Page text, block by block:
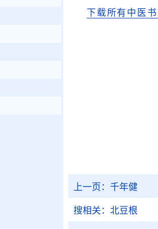
下载所有中医
上一页： 千年健
搜相关： 北豆根